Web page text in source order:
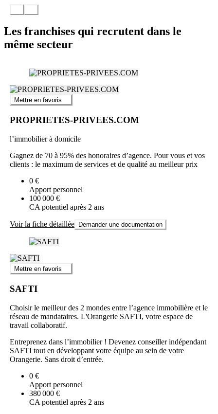
Les franchises qui recrutent dans le
même secteur
Mettre en favoris
PROPRIETES-PRIVEES.COM
l’immobilier à domicile
Gagnez de 70 à 95% des honoraires d’agence. Pour vous et vos
clients : le maximum de services et de qualité au meilleur prix
0 €
Apport personnel
100 000 €
CA potentiel après 2 ans
Voir la fiche détaillée Demander une documentation
Mettre en favoris
SAFTI
Choisir le meilleur des 2 mondes entre l’agence immobilière et le
réseau de mandataires. L'Orangerie SAFTI, votre espace de
travail collaboratif.
Entreprenez dans l’immobilier ! Devenez conseiller indépendant
SAFTI tout en développant votre équipe au sein de votre
Orangerie. Sans droit d’entrée.
0 €
Apport personnel
380 000 €
CA potentiel après 2 ans